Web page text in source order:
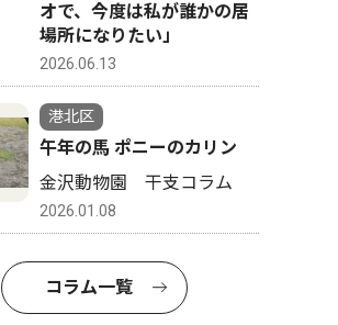
気ある声掛けたた
える地域
オで、今度は私が誰かの居
場所になりたい」
2026.06.13
港北区
午年の馬 ポニーのカリン
金沢動物園 干支コラム
2026.01.08
コラム一覧